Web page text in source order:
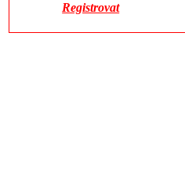
Registrovat